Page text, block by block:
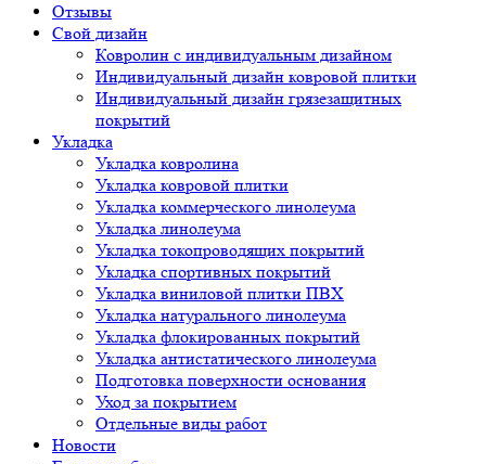
Отзывы
Свой дизайн
Ковролин с индивидуальным дизайном
Индивидуальный дизайн ковровой плитки
Индивидуальный дизайн грязезащитных
покрытий
Укладка
Укладка ковролина
Укладка ковровой плитки
Укладка коммерческого линолеума
Укладка линолеума
Укладка токопроводящих покрытий
Укладка спортивных покрытий
Укладка виниловой плитки ПВХ
Укладка натурального линолеума
Укладка флокированных покрытий
Укладка антистатического линолеума
Подготовка поверхности основания
Уход за покрытием
Отдельные виды работ
Новости